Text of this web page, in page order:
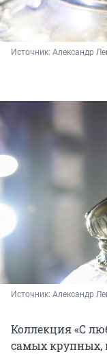
Источник: Александр
Источник: Александр
Коллекция «С
самых крупных,